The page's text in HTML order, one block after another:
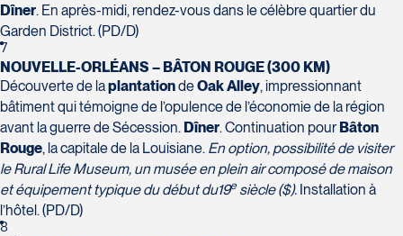
Dîner. En après-midi, rendez-vous dans le célèbre quartier du
Garden District. (PD/D)
7
NOUVELLE-ORLÉANS – BÂTON ROUGE (300 KM)
Découverte de laplantationdeOak Alley, impressionnant
bâtiment qui témoigne de l’opulence de l’économie de la région
avant la guerre de Sécession. Dîner. Continuation pour Bâton
Rouge, la capitale de la Louisiane. En option, possibilité de visiter
le Rural Life Museum, un musée en plein air composé de maison
et équipement typique du début du19e siècle ($). Installation à
l’hôtel. (PD/D)
8
2840 Boulevard Laframboise
Saint-Hyacinthe
J2S 4Z1
450-774-6436 / 1-800-561-2967
Tél :418-653-9200 / 1-844-869-2439
Voyages CAA Québec
500 rue Bouvier - Suite 202
Québec
G2J 1E3
418-624-8222 / 1-844-869-2439